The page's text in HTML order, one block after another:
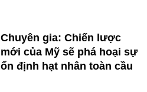
Chuyên gia: Chiến lược
mới của Mỹ sẽ phá hoại sự
ổn định hạt nhân toàn cầu